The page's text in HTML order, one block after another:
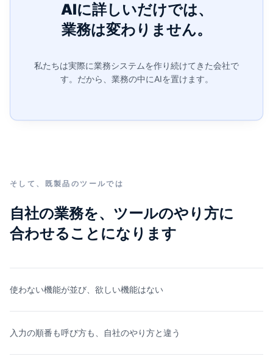
AIに詳しいだけでは、
業務は変わりません。
私たちは実際に業務システムを作り続けてきた会社で
す。 だから、業務の中にAIを置けます。
そして、既製品のツールでは
自社の業務を、ツールのやり方に
合わせることになります
使わない機能が並び、欲しい機能はない
入力の順番も呼び方も、自社のやり方と違う